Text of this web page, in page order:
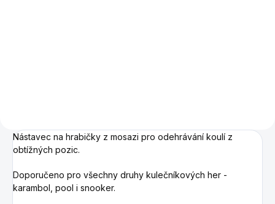
Nástavec na hrabičky z mosazi pro odehrávání koulí z
obtížných pozic.
Doporučeno pro všechny druhy kulečníkových her -
karambol, pool i snooker.